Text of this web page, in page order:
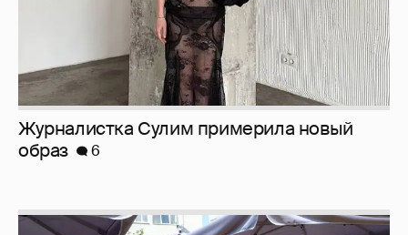
Журналистка Сулим примерила новый
образ
6